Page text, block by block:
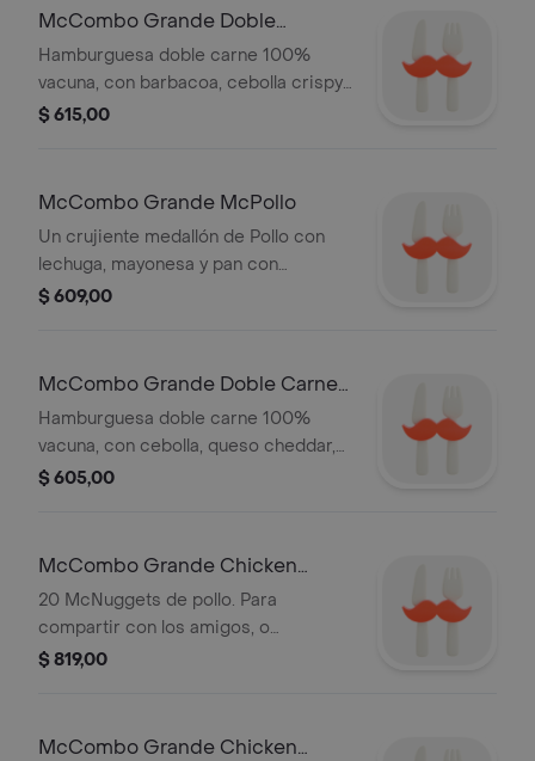
McCombo Grande Doble
Cheese BBQ Crispy
Hamburguesa doble carne 100%
vacuna, con barbacoa, cebolla crispy,
cebolla hidratada, queso cheddar,
$ 615,00
McCombo Grande McPollo
Un crujiente medallón de Pollo con
lechuga, mayonesa y pan con
sésamos. Acompañado de Papas y
$ 609,00
McCombo Grande Doble Carne
Doble Queso
Hamburguesa doble carne 100%
vacuna, con cebolla, queso cheddar,
ketchup y mostaza, acompañado de
$ 605,00
McCombo Grande Chicken
McNuggets 20unidades
20 McNuggets de pollo. Para
compartir con los amigos, o
esconderlos de ellos.
$ 819,00
McCombo Grande Chicken